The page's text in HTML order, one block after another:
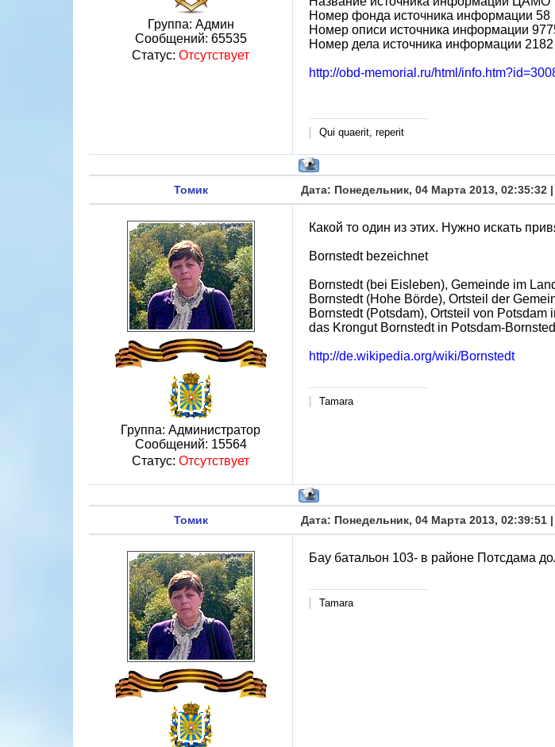
Группа: Админ
Сообщений: 65535
Статус: Отсутствует
Номер фонда источника информации 58
Номер описи источника информации
Номер дела источника информации 2182
http://obd-memorial.ru/html/
Qui quaerit, reperit
Томик Дата: Понедельник, 04 Марта 2013, 02:35:32
Группа: Администратор
Сообщений: 15564
Статус: Отсутствует
Какой то один из этих. Нужно искать
Bornstedt bezeichnet
Bornstedt (bei Eisleben), Gemeinde im
Bornstedt (Hohe Börde), Ortsteil der
Bornstedt (Potsdam), Ortsteil von Potsdam
das Krongut Bornstedt in Potsdam-
http://de.wikipedia.org/wiki/Bornstedt
Tamara
Томик Дата: Понедельник, 04 Марта 2013, 02:39:51
Бау батальон 103- в районе Потсдама
Tamara